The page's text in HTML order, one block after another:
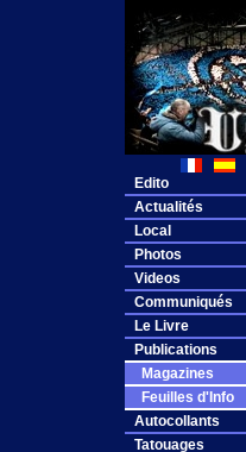
Edito
Actualités
Local
Photos
Videos
Communiqués
Le Livre
Publications
Magazines
Feuilles d'Info
Autocollants
Tatouages